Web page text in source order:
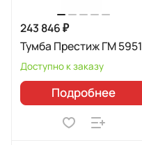
243 846 ₽
Тумба Престиж ГМ 5951
Доступно к заказу
Подробнее